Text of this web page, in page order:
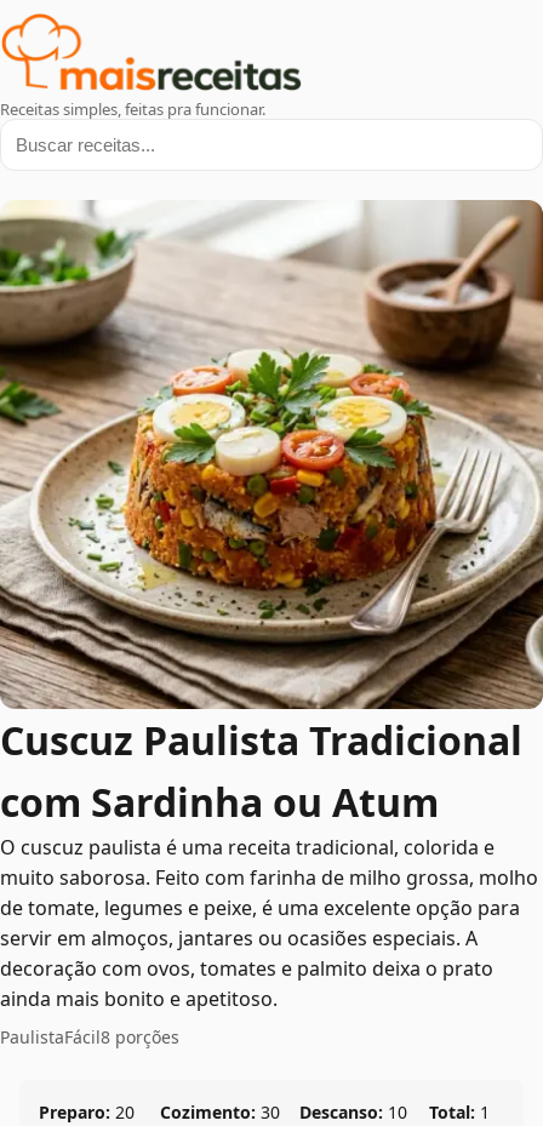
Receitas simples, feitas pra funcionar.
Buscar receitas
Cuscuz Paulista Tradicional
com Sardinha ou Atum
O cuscuz paulista é uma receita tradicional, colorida e
muito saborosa. Feito com farinha de milho grossa, molho
de tomate, legumes e peixe, é uma excelente opção para
servir em almoços, jantares ou ocasiões especiais. A
decoração com ovos, tomates e palmito deixa o prato
ainda mais bonito e apetitoso.
PaulistaFácil8 porções
Preparo: 20
Cozimento: 30
Descanso: 10
Total: 1